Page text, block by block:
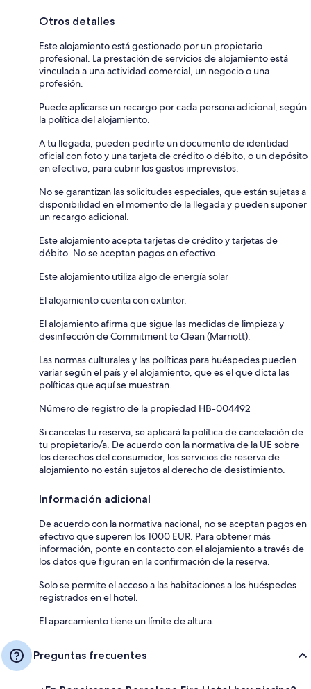
Otros detalles
Este alojamiento está gestionado por un propietario
profesional. La prestación de servicios de alojamiento está
vinculada a una actividad comercial, un negocio o una
profesión.
Puede aplicarse un recargo por cada persona adicional, según
la política del alojamiento.
A tu llegada, pueden pedirte un documento de identidad
oficial con foto y una tarjeta de crédito o débito, o un depósito
en efectivo, para cubrir los gastos imprevistos.
No se garantizan las solicitudes especiales, que están sujetas a
disponibilidad en el momento de la llegada y pueden suponer
un recargo adicional.
Este alojamiento acepta tarjetas de crédito y tarjetas de
débito. No se aceptan pagos en efectivo.
Este alojamiento utiliza algo de energía solar
El alojamiento cuenta con extintor.
El alojamiento afirma que sigue las medidas de limpieza y
desinfección de Commitment to Clean (Marriott).
Las normas culturales y las políticas para huéspedes pueden
variar según el país y el alojamiento, que es el que dicta las
políticas que aquí se muestran.
Número de registro de la propiedad HB-004492
Si cancelas tu reserva, se aplicará la política de cancelación de
tu propietario/a. De acuerdo con la normativa de la UE sobre
los derechos del consumidor, los servicios de reserva de
alojamiento no están sujetos al derecho de desistimiento.
Información adicional
De acuerdo con la normativa nacional, no se aceptan pagos en
efectivo que superen los 1000 EUR. Para obtener más
información, ponte en contacto con el alojamiento a través de
los datos que figuran en la confirmación de la reserva.
Solo se permite el acceso a las habitaciones a los huéspedes
registrados en el hotel.
El aparcamiento tiene un límite de altura.
Preguntas frecuentes